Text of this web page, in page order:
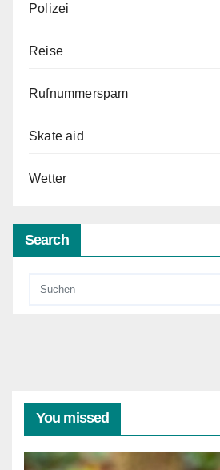
Polizei
Reise
Rufnummerspam
Skate aid
Wetter
Search
You missed